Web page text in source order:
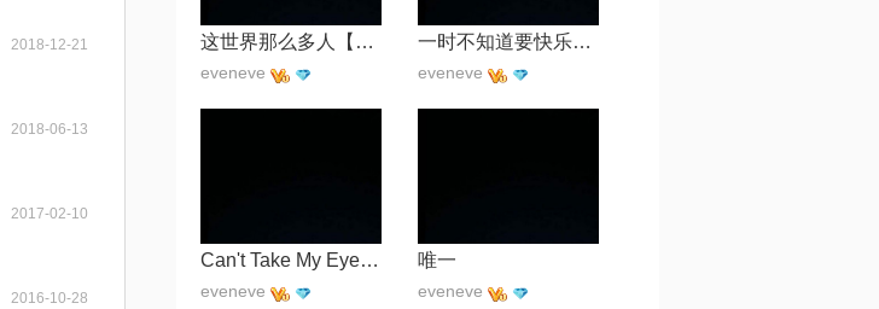
2018-12-21
2018-06-13
2017-02-10
2016-10-28
这世界那么多人【电影《我要我们在一起》主题曲】
eveneve
一时不知道要快乐还是难过
eveneve
Can't Take My Eyes Off You
eveneve
唯一
eveneve